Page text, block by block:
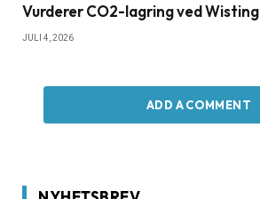
Vurderer CO2-lagring ved Wisting
JULI 4, 2026
ADD A COMMENT